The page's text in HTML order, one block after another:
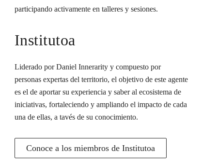
participando activamente en talleres y sesiones.
Institutoa
Liderado por Daniel Innerarity y compuesto por
personas expertas del territorio, el objetivo de este agente
es el de aportar su experiencia y saber al ecosistema de
iniciativas, fortaleciendo y ampliando el impacto de cada
una de ellas, a tavés de su conocimiento.
Conoce a los miembros de Institutoa